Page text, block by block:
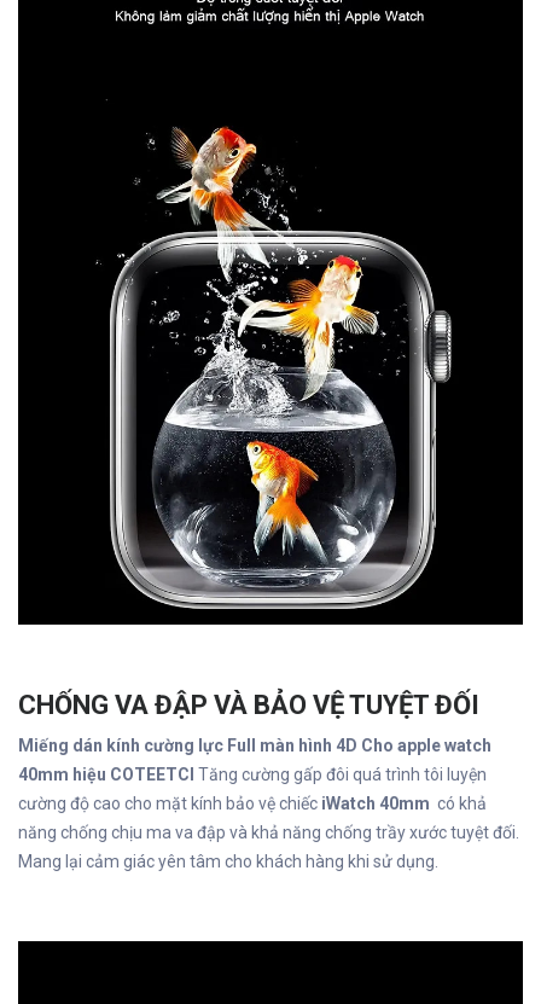
CHỐNG VA ĐẬP VÀ BẢO VỆ TUYỆT ĐỐI
Miếng dán kính cường lực Full màn hình 4D Cho apple watch
40mm hiệu COTEETCI Tăng cường gấp đôi quá trình tôi luyện
cường độ cao cho mặt kính bảo vệ chiếc iWatch 40mm có khả
năng chống chịu ma va đập và khả năng chống trầy xước tuyệt đối.
Mang lại cảm giác yên tâm cho khách hàng khi sử dụng.